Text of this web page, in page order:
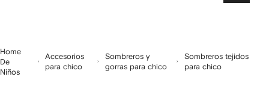
Home
De
Niños
Accesorios
para chico
Sombreros y
gorras para chico
Sombreros tejidos
para chico